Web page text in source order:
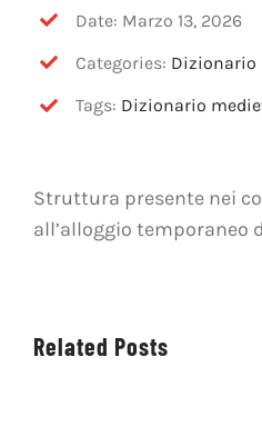
OFF TOPIC
CONTATTI
Date: Marzo 13, 2026
Categories: Dizionario
Tags: Dizionario
Struttura presente nei
all’alloggio temporaneo
Related Posts